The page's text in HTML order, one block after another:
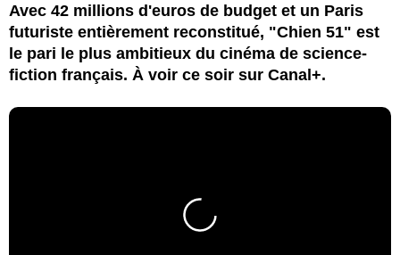
Avec 42 millions d'euros de budget et un Paris
futuriste entièrement reconstitué, "Chien 51" est
le pari le plus ambitieux du cinéma de science-
fiction français. À voir ce soir sur Canal+.